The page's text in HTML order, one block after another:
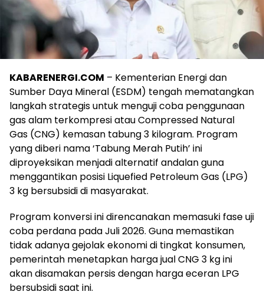
KABARENERGI.COM – Kementerian Energi dan
Sumber Daya Mineral (ESDM) tengah mematangkan
langkah strategis untuk menguji coba penggunaan
gas alam terkompresi atau Compressed Natural
Gas (CNG) kemasan tabung 3 kilogram. Program
yang diberi nama ‘Tabung Merah Putih’ ini
diproyeksikan menjadi alternatif andalan guna
menggantikan posisi Liquefied Petroleum Gas (LPG)
3 kg bersubsidi di masyarakat.
Program konversi ini direncanakan memasuki fase uji
coba perdana pada Juli 2026. Guna memastikan
tidak adanya gejolak ekonomi di tingkat konsumen,
pemerintah menetapkan harga jual CNG 3 kg ini
akan disamakan persis dengan harga eceran LPG
bersubsidi saat ini.